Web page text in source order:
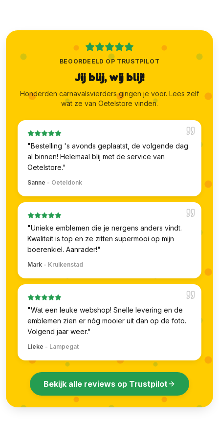
BEOORDEELD OP TRUSTPILOT
Jij blij, wij blij!
Honderden carnavalsvierders gingen je voor. Lees zelf
wat ze van Oetelstore vinden.
"Bestelling 's avonds geplaatst, de volgende dag
al binnen! Helemaal blij met de service van
Oetelstore."
Sanne - Oeteldonk
"Unieke emblemen die je nergens anders vindt.
Kwaliteit is top en ze zitten supermooi op mijn
boerenkiel. Aanrader!"
Mark - Kruikenstad
"Wat een leuke webshop! Snelle levering en de
emblemen zien er nóg mooier uit dan op de foto.
Volgend jaar weer."
Lieke - Lampegat
Bekijk alle reviews op Trustpilot